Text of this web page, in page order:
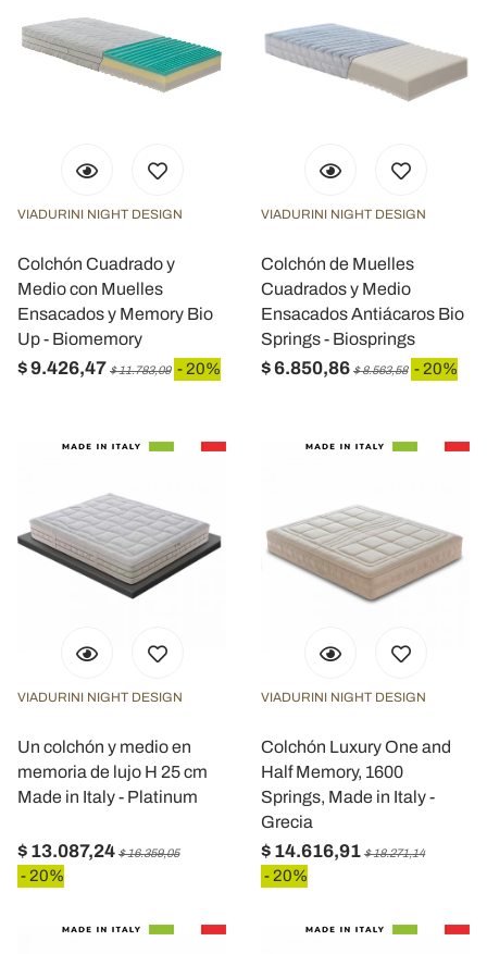
VIADURINI NIGHT DESIGN
Colchón Cuadrado y
Medio con Muelles
Ensacados y Memory Bio
Up - Biomemory
$ 9.426,47 $ 11.783,09 - 20%
VIADURINI NIGHT DESIGN
Colchón de Muelles
Cuadrados y Medio
Ensacados Antiácaros Bio
Springs - Biosprings
$ 6.850,86 $ 8.563,58 - 20%
VIADURINI NIGHT DESIGN
Un colchón y medio en
memoria de lujo H 25 cm
Made in Italy - Platinum
$ 13.087,24 $ 16.359,05
- 20%
VIADURINI NIGHT DESIGN
Colchón Luxury One and
Half Memory, 1600
Springs, Made in Italy -
Grecia
$ 14.616,91 $ 18.271,14
- 20%